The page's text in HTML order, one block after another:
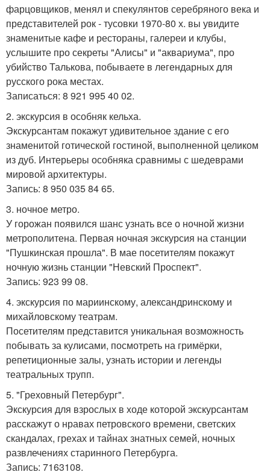
фарцовщиков, менял и спекулянтов серебряного века и
представителей рок - тусовки 1970-80 х. вы увидите
знаменитые кафе и рестораны, галереи и клубы,
услышите про секреты "Алисы" и "аквариума", про
убийство Талькова, побываете в легендарных для
русского рока местах.
Записаться: 8 921 995 40 02.
2. экскурсия в особняк кельха.
Экскурсантам покажут удивительное здание с его
знаменитой готической гостиной, выполненной целиком
из дуб. Интерьеры особняка сравнимы с шедеврами
мировой архитектуры.
Запись: 8 950 035 84 65.
3. ночное метро.
У горожан появился шанс узнать все о ночной жизни
метрополитена. Первая ночная экскурсия на станции
"Пушкинская прошла". В мае посетителям покажут
ночную жизнь станции "Невский Проспект".
Запись: 923 99 08.
4. экскурсия по мариинскому, александринскому и
михайловскому театрам.
Посетителям представится уникальная возможность
побывать за кулисами, посмотреть на гримёрки,
репетиционные залы, узнать истории и легенды
театральных трупп.
5. "Греховный Петербург".
Экскурсия для взрослых в ходе которой экскурсантам
расскажут о нравах петровского времени, светских
скандалах, грехах и тайнах знатных семей, ночных
развлечениях старинного Петербурга.
Запись: 7163108.